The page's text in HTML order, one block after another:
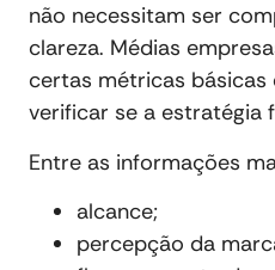
não necessitam ser
clareza. Médias
certas métricas básicas
verificar se a estratégia
Entre as informações
alcance;
percepção da